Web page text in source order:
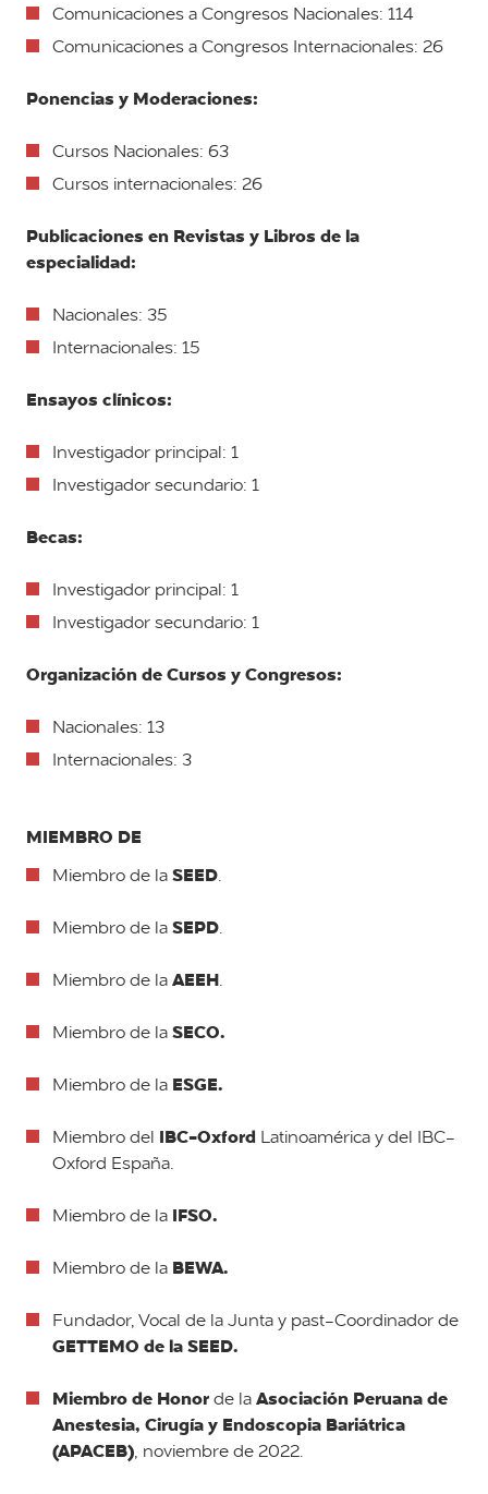
Comunicaciones a Congresos Nacionales: 114
Comunicaciones a Congresos Internacionales: 26
Ponencias y Moderaciones:
Cursos Nacionales: 63
Cursos internacionales: 26
Publicaciones en Revistas y Libros de la
especialidad:
Nacionales: 35
Internacionales: 15
Ensayos clínicos:
Investigador principal: 1
Investigador secundario: 1
Becas:
Investigador principal: 1
Investigador secundario: 1
Organización de Cursos y Congresos:
Nacionales: 13
Internacionales: 3
MIEMBRO DE
Miembro de laSEED.
Miembro de laSEPD.
Miembro de laAEEH.
Miembro de laSECO.
Miembro de la ESGE.
Miembro del IBC-Oxford Latinoamérica y del IBC-
Oxford España.
Miembro de la IFSO.
Miembro de la BEWA.
Fundador, Vocal de la Junta y past-Coordinador de
GETTEMO de la SEED.
Miembro de Honorde laAsociación Peruana de
Anestesia, Cirugía y Endoscopia Bariátrica
(APACEB), noviembre de 2022.